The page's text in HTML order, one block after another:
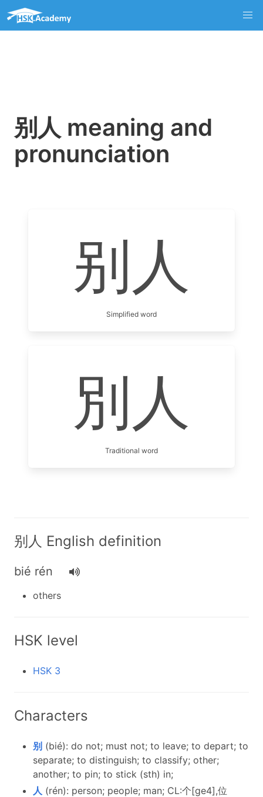
别人 meaning and
pronunciation
别人
Simplified word
別人
Traditional word
别人 English definition
bié rén
others
HSK level
HSK 3
Characters
别 (bié): do not; must not; to leave; to depart; to
separate; to distinguish; to classify; other;
another; to pin; to stick (sth) in;
人 (rén): person; people; man; CL:个[ge4],位